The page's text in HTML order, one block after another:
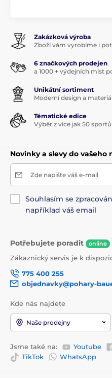
Zakázková výroba
Zboží vám vyrobíme i
6 značkových prodejen
a 1000 + výdejních míst
Unikátní sortiment
Moderní design a
Tématické edice
Výběr z více jak 50
Novinky a slevy do vašeho
Zde napište váš e-mail
Souhlasím se
například váš email
Potřebujete poradit online
Zákaznický servis je k
775 400 255
objednavky@pohary-
Kde nás najdete
Naše prodejny
Jsme také na: Youtube
TikTok
WhatsApp